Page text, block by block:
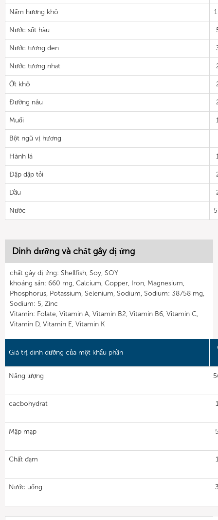
Nấm hương khô
Nước sốt hàu
Nước tương đen
Nước tương nhạt
Ớt khô
Đường nâu
Muối
Bột ngũ vị hương
Hành lá
Đập dập tỏi
Dầu
Nước
Dinh dưỡng và chất gây dị ứng
chất gây dị ứng: Shellfish, Soy, SOY
khoáng sản: 660 mg, Calcium, Copper, Iron, Magnesium,
Phosphorus, Potassium, Selenium, Sodium, Sodium: 38758 mg,
Sodium: 5, Zinc
Vitamin: Folate, Vitamin A, Vitamin B2, Vitamin B6, Vitamin C,
Vitamin D, Vitamin E, Vitamin K
Giá trị dinh dưỡng của một khẩu phần
Năng lượng
cacbohydrat
Mập mạp
Chất đạm
Nước uống